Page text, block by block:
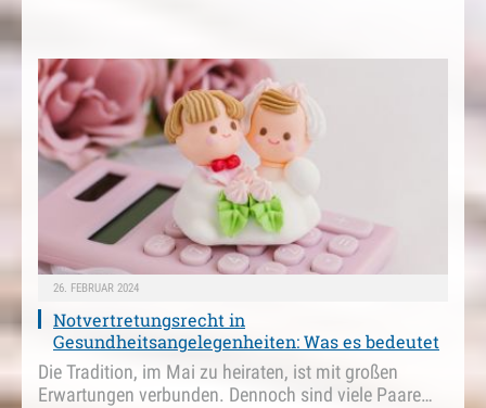
26. FEBRUAR 2024
Notvertretungsrecht in
Gesundheitsangelegenheiten: Was es bedeutet
Die Tradition, im Mai zu heiraten, ist mit großen
Erwartungen verbunden. Dennoch sind viele Paare…